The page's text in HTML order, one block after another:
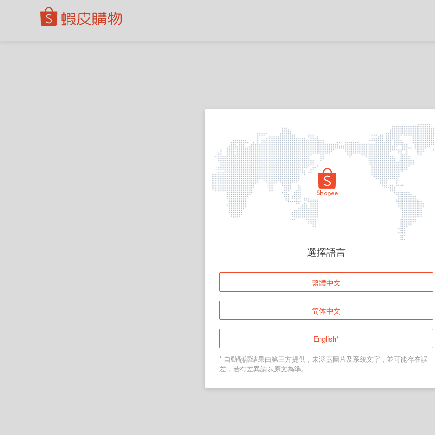
頁面無法顯示
登入
返回首頁
選擇語言
繁體中文
简体中文
English*
* 自動翻譯結果由第三方提供，未涵蓋圖片及系統文字，並可能存在誤
差，若有差異請以原文為準。